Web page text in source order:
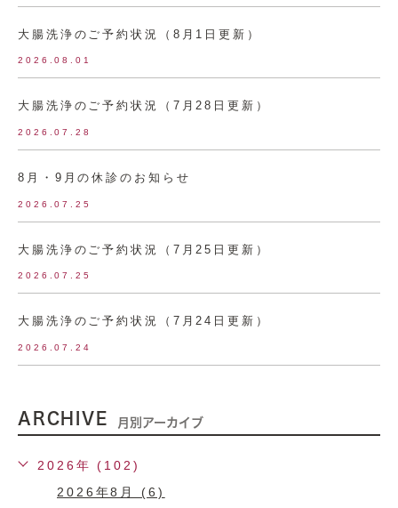
大腸洗浄のご予約状況（8月1日更新）
2026.08.01
大腸洗浄のご予約状況（7月28日更新）
2026.07.28
8月・9月の休診のお知らせ
2026.07.25
大腸洗浄のご予約状況（7月25日更新）
2026.07.25
大腸洗浄のご予約状況（7月24日更新）
2026.07.24
ARCHIVE 月別アーカイブ
2026年 (102)
2026年8月 (6)